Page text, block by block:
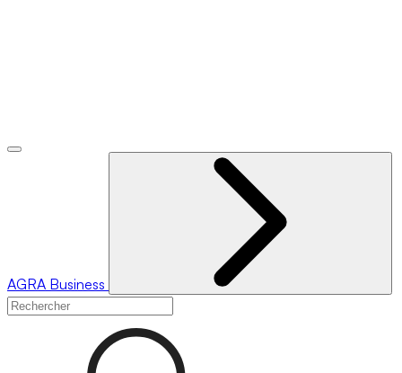
AGRA Business